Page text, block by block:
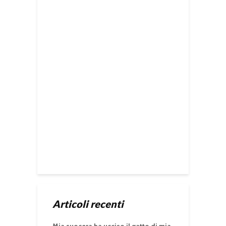
Articoli recenti